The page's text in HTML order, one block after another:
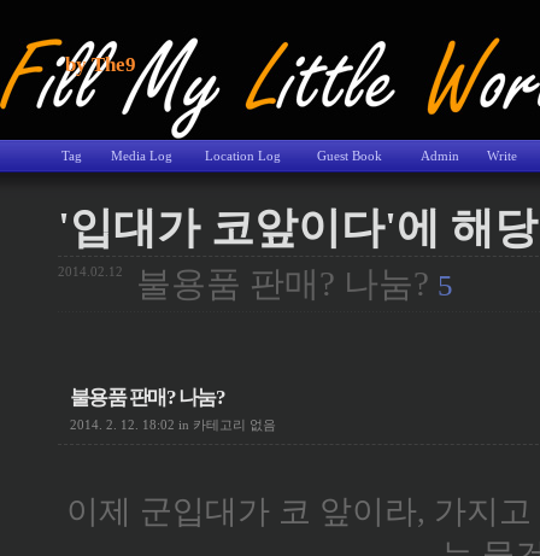
by The9
Tag Media Log Location Log Guest Book Admin Write
'입대가 코앞이다'에 해
2014.02.12 불용품 판매? 나눔? 5
불용품 판매? 나눔?
2014. 2. 12. 18:02 in 카테고리 없음
이제 군입대가 코 앞이라, 가지